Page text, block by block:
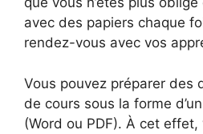
avec des papiers chaque
rendez-vous avec vos
Vous pouvez préparer des
de cours sous la forme
(Word ou PDF). À cet